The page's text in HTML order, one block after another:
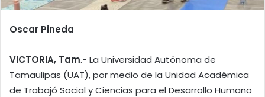
Oscar Pineda
VICTORIA, Tam.- La Universidad Autónoma de
Tamaulipas (UAT), por medio de la Unidad Académica
de Trabajó Social y Ciencias para el Desarrollo Humano